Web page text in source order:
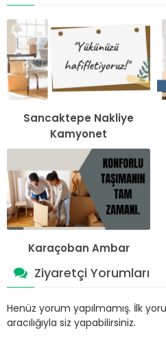
Sancaktepe Nakliye
Kamyonet
Karaçoban Ambar
Ziyaretçi Yorumları
Henüz yorum yapılmamış. İlk
aracılığıyla siz yapabilirsiniz.